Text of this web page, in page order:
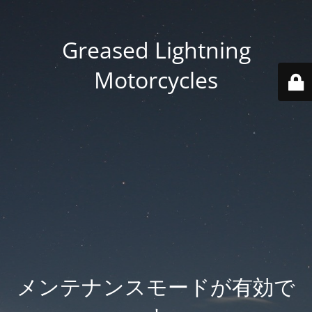
Greased Lightning
Motorcycles
メンテナンスモードが有効で